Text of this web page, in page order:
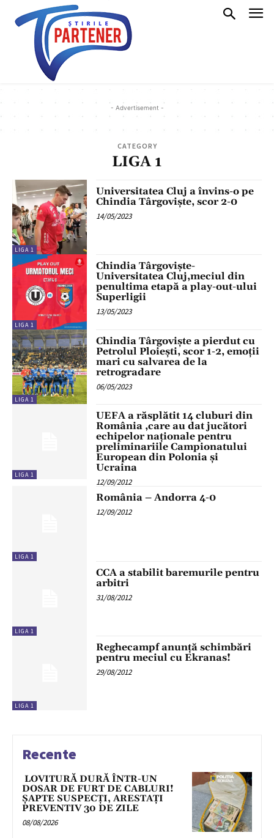
- Advertisement -
CATEGORY
LIGA 1
LIGA 1
Universitatea Cluj a învins-o pe
Chindia Târgoviște, scor 2-0
14/05/2023
LIGA 1
Chindia Târgoviște-
Universitatea Cluj,meciul din
penultima etapă a play-out-ului
Superligii
13/05/2023
LIGA 1
Chindia Târgoviște a pierdut cu
Petrolul Ploiești, scor 1-2, emoții
mari cu salvarea de la
retrogradare
06/05/2023
LIGA 1
UEFA a răsplătit 14 cluburi din
România ,care au dat jucători
echipelor naţionale pentru
preliminariile Campionatului
European din Polonia şi
Ucraina
12/09/2012
LIGA 1
România – Andorra 4-0
12/09/2012
LIGA 1
CCA a stabilit baremurile pentru
arbitri
31/08/2012
LIGA 1
Reghecampf anunţă schimbări
pentru meciul cu Ekranas!
29/08/2012
Recente
LOVITURĂ DURĂ ÎNTR-UN
DOSAR DE FURT DE CABLURI!
ȘAPTE SUSPECȚI, ARESTAȚI
PREVENTIV 30 DE ZILE
08/08/2026